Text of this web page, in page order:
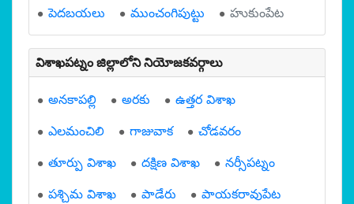
పెదబయలు
ముంచంగిపుట్టు హుకుంపేట
విశాఖపట్నం జిల్లాలోని నియోజకవర్గాలు
అనకాపల్లి అరకు
ఉత్తర విశాఖ
ఎలమంచిలి
గాజువాక
చోడవరం
తూర్పు విశాఖ
దక్షిణ విశాఖ
నర్సీపట్నం
పశ్చిమ విశాఖ
పాడేరు
పాయకరావుపేట